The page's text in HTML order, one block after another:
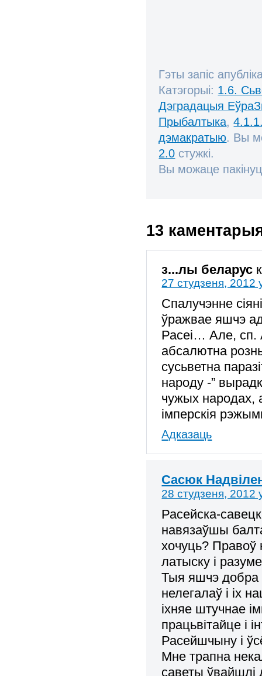
Гэты запіс
Катэгорыі: 1.6.
Дэградацыя
Прыбалтыка,
дэмакратыю. Вы
2.0 стужкі.
Вы можаце
13
з...лы беларус
27 студзеня, 2012
Спалучэнне
ўражвае яшчэ
Расеі… Але, сп.
абсалютна
сусьветна
народу -”
чужых народах,
імперскія
Адказаць
Cасюк
28 студзеня, 2012
Расейска-
навязаўшы
хочуць?
латыску і
Тыя яшчэ добра
нелегалаў і іх
іхняе штучнае
працьвітайце і
Расейшчыну і
Мне трапна
саветы ўвайшлі